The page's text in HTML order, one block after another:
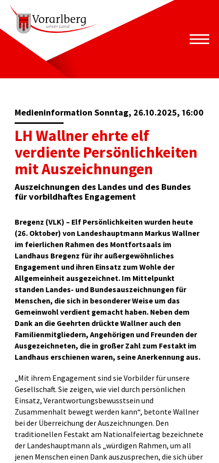
Medieninformation Sonntag, 26.10.2025, 16:00
LH Wallner ehrte elf
verdiente Persönlichkeiten
mit Auszeichnungen
Auszeichnungen des Landes und des Bundes
für vorbildhaftes Engagement
Bregenz (VLK) – Elf Persönlichkeiten wurden heute
(26. Oktober) von Landeshauptmann Markus Wallner
im feierlichen Rahmen des Montfortsaals im
Landhaus Bregenz für ihr außergewöhnliches
Engagement und ihren Einsatz zum Wohle der
Allgemeinheit ausgezeichnet. Im Mittelpunkt
standen Landes- und Bundesauszeichnungen für
Menschen, die sich in besonderer Weise um das
Gemeinwohl verdient gemacht haben. Neben dem
Dank an die Geehrten drückte Wallner auch den
Familienmitgliedern, Angehörigen und Freunden der
Ausgezeichneten, die in großer Zahl zum Festakt im
Landhaus erschienen waren, seine Anerkennung aus.
„Mit ihrem Engagement sind sie Vorbilder für unsere
Gesellschaft. Sie zeigen, wie viel durch persönlichen
Einsatz, Verantwortungsbewusstsein und
Zusammenhalt bewegt werden kann“, betonte Wallner
bei der Überreichung der Auszeichnungen. Den
traditionellen Festakt am Nationalfeiertag bezeichnete
der Landeshauptmann als „würdigen Rahmen, um all
jenen Menschen einen Dank auszusprechen, die sich über